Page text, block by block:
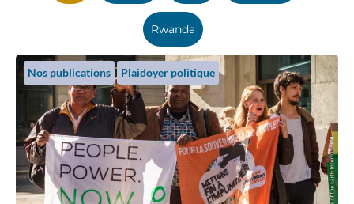
Rwanda
Nos publications Plaidoyer politique